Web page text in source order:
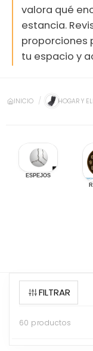
valora qué
estancia.
proporciones
tu espacio y
INICIO HOGAR Y
ESPEJOS
FILTRAR
60 productos